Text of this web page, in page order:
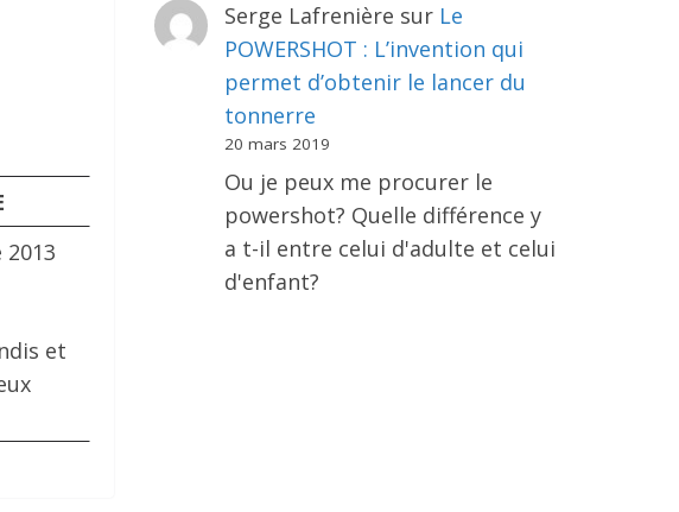
et
Serge Lafrenière sur Le
POWERSHOT : L’invention qui
permet d’obtenir le lancer du
tonnerre
20 mars 2019
Ou je peux me procurer le
powershot? Quelle différence y
a t-il entre celui d'adulte et celui
d'enfant?